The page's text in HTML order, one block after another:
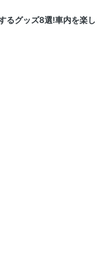
るグッズ8選!車内を楽